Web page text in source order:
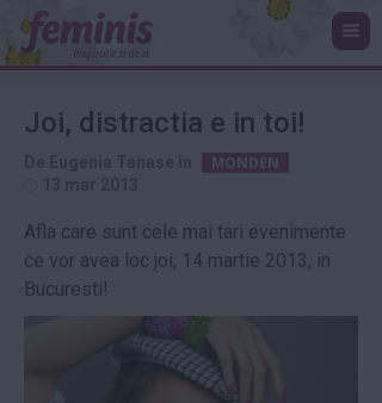
Joi, distractia e in toi!
MONDEN
Afla care sunt cele mai tari evenimente
ce vor avea loc joi, 14 martie 2013, in
Bucuresti!